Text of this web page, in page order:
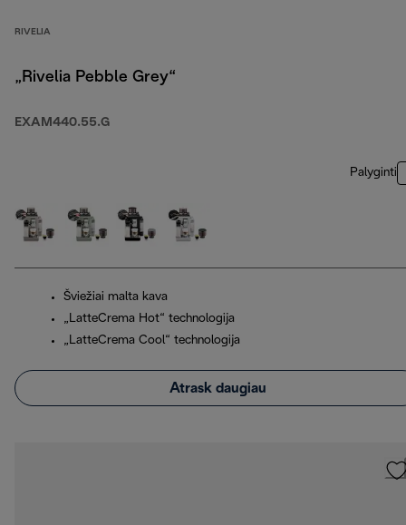
RIVELIA
„Rivelia Pebble Grey“
EXAM440.55.G
Palyginti
Šviežiai malta kava
„LatteCrema Hot“ technologija
„LatteCrema Cool“ technologija
Atrask daugiau